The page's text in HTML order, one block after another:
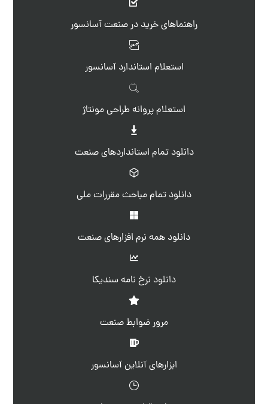
راهنماهای خرید در صنعت آسانسور
استعلام استاندارد آسانسور
استعلام پروانه طراحی مونتاژ
دانلود تمام استانداردهای صنعت
دانلود تمام مباحث مقررات ملی
دانلود همه نرم افزارهای صنعت
دانلود نرخ نامه سندیکا
مرور ضوابط صنعت
ابزارهای آنلاین آسانسور